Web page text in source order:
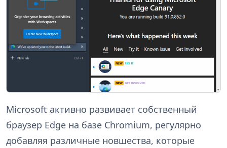
Microsoft активно развивает собственный
браузер Edge на базе Chromium, регулярно
добавляя различные новшества, которые